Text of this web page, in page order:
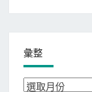
彙整
彙